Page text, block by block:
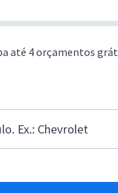
até 4 orçamentos